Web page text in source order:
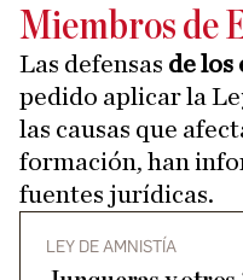
Miembros de
Las defensas de los
pedido aplicar la
las causas que
formación, han
fuentes jurídicas.
LEY DE AMNISTÍA